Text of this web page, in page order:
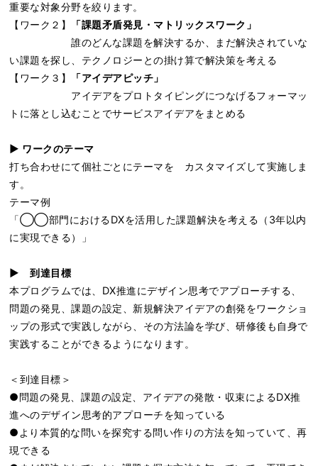
重要な対象分野を絞ります。
【ワーク２】
「課題矛盾発見・マトリックスワーク」
誰のどんな課題を解決するか、まだ解決されていな
い課題を探し、テクノロジーとの掛け算で解決策を考える
【ワーク３】
「アイデアピッチ」
アイデアをプロトタイピングにつなげるフォーマッ
トに落とし込むことでサービスアイデアをまとめる
▶︎ ワークのテーマ
打ち合わせにて個社ごとにテーマを カスタマイズして実施しま
す。
テーマ例
「◯◯部門におけるDXを活用した課題解決を考える（3年以内
に実現できる）」
▶︎ 到達目標
本プログラムでは、DX推進にデザイン思考でアプローチする、
問題の発見、課題の設定、新規解決アイデアの創発をワークショ
ップの形式で実践しながら、 その方法論を学び、研修後も自身で
実践することができるようになります。
＜到達目標＞
●問題の発見、課題の設定、アイデアの発散・収束によるDX推
進へのデザイン思考的アプローチを知っている
●より本質的な問いを探究する問い作りの方法を知っていて、再
現できる